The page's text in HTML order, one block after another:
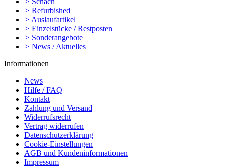
> Refurbished
> Auslaufartikel
> Einzelstücke / Restposten
> Sonderangebote
> News / Aktuelles
Informationen
News
Hilfe / FAQ
Kontakt
Zahlung und Versand
Widerrufsrecht
Vertrag widerrufen
Datenschutzerklärung
Cookie-Einstellungen
AGB und Kundeninformationen
Impressum